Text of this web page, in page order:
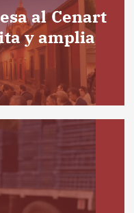
al Cenart
y amplia